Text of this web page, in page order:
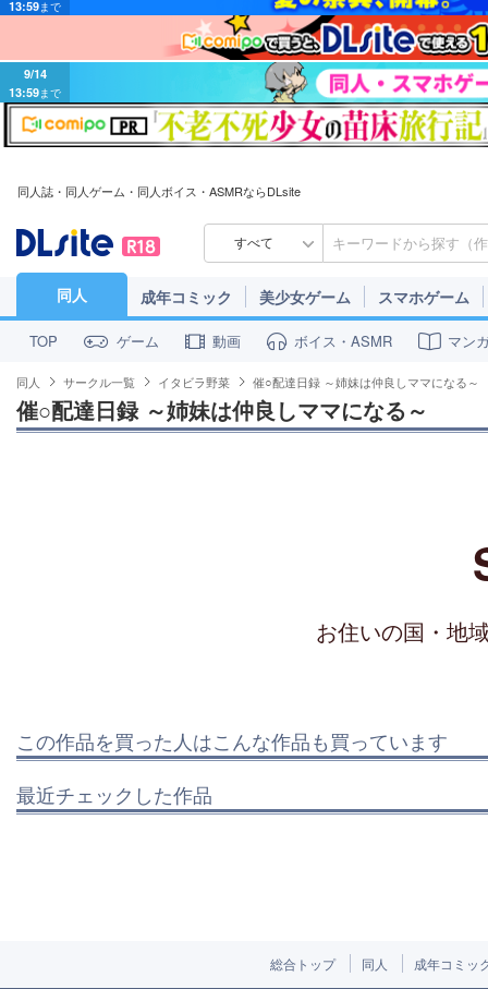
9/14
13:59まで
同人誌・同人ゲーム・同人ボイス・ASMRならDLsite
すべて
同人 成年コミック 美少女ゲーム スマホゲーム
TOP ゲーム 動画 ボイス・ASMR マン
同人 サークル一覧 イタビラ野菜 催○配達日録 ～姉妹は仲良しママになる～
催○配達日録 ～姉妹は仲良しママになる～
お住いの国・地
この作品を買った人はこんな作品も買っています
最近チェックした作品
総合トップ 同人 成年コミッ